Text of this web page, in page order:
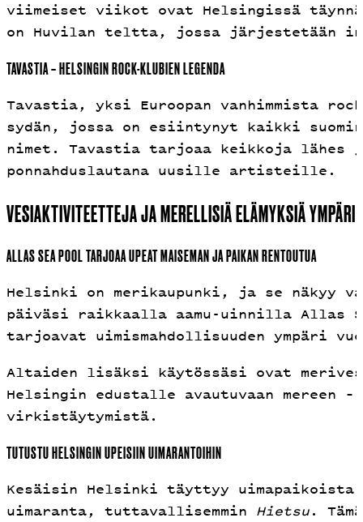
viimeiset viikot ovat Helsingissä
on Huvilan teltta, jossa järjestetään
TAVASTIA – HELSINGIN ROCK-KLUBIEN LEGENDA
Tavastia, yksi Euroopan vanhimmista
sydän, jossa on esiintynyt kaikki
nimet. Tavastia tarjoaa keikkoja
ponnahduslautana uusille artisteille.
VESIAKTIVITEETTEJA JA MERELLISIÄ ELÄMYKSIÄ YMPÄRI
ALLAS SEA POOL TARJOAA UPEAT MAISEMAN JA PAIKAN RENTOUTUA
Helsinki on merikaupunki, ja se näkyy
päiväsi raikkaalla aamu-uinnilla Allas
tarjoavat uimismahdollisuuden ympäri
Altaiden lisäksi käytössäsi ovat
Helsingin edustalle avautuvaan mereen
virkistäytymistä.
TUTUSTU HELSINGIN UPEISIIN UIMARANTOIHIN
Kesäisin Helsinki täyttyy
uimaranta, tuttavallisemmin Hietsu.